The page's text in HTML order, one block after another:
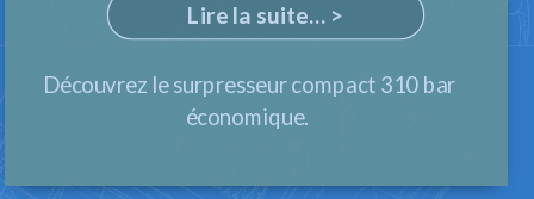
Lire la suite... >
Découvrez le surpresseur compact 310 bar
économique.